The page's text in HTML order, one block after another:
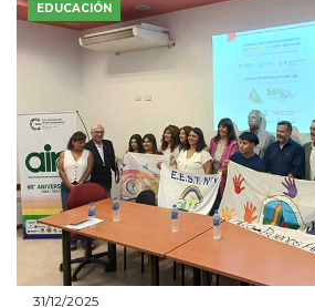
EDUCACIÓN
31/12/2025